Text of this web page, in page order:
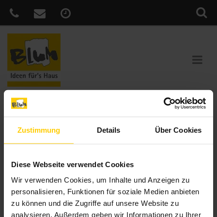
Zustimmung Details Über Cookies
Diese Webseite verwendet Cookies
Wir verwenden Cookies, um Inhalte und Anzeigen zu
personalisieren, Funktionen für soziale Medien anbieten
zu können und die Zugriffe auf unsere Website zu
analysieren. Außerdem geben wir Informationen zu Ihrer
Sie sind hier:Home»News»Smarter Sonnenschutz – so einfach
wie nie
Veröffentlicht
2. Juni 2021
Smarter Sonnenschutz – so einfach
wie nie
Mit dem neuen WMS WebControl pro bedienen Sie Markise,
Rollladen, Außenjalousie und Co. ganz bequem per App oder
Alexa Sprachassistent – egal ob zuhause oder unterwegs. Und